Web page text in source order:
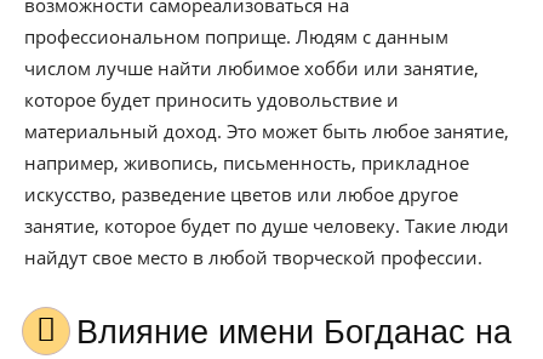
возможности самореализоваться на
профессиональном поприще. Людям с данным
числом лучше найти любимое хобби или занятие,
которое будет приносить удовольствие и
материальный доход. Это может быть любое занятие,
например, живопись, письменность, прикладное
искусство, разведение цветов или любое другое
занятие, которое будет по душе человеку. Такие люди
найдут свое место в любой творческой профессии.
Влияние имени Богданас на